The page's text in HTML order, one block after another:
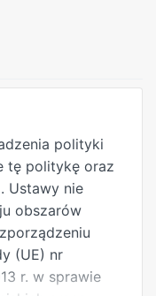
polityki
tę politykę oraz
Ustawy nie
obszarów
(UE) nr
r. w sprawie